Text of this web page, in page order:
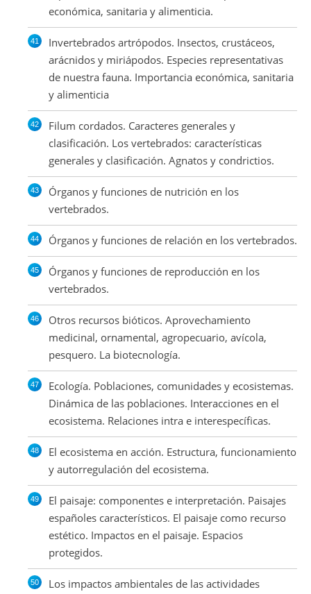
económica, sanitaria y alimenticia.
Invertebrados artrópodos. Insectos, crustáceos,
arácnidos y miriápodos. Especies representativas
de nuestra fauna. Importancia económica, sanitaria
y alimenticia
Filum cordados. Caracteres generales y
clasificación. Los vertebrados: características
generales y clasificación. Agnatos y condrictios.
Órganos y funciones de nutrición en los
vertebrados.
Órganos y funciones de relación en los vertebrados.
Órganos y funciones de reproducción en los
vertebrados.
Otros recursos bióticos. Aprovechamiento
medicinal, ornamental, agropecuario, avícola,
pesquero. La biotecnología.
Ecología. Poblaciones, comunidades y ecosistemas.
Dinámica de las poblaciones. Interacciones en el
ecosistema. Relaciones intra e interespecíficas.
El ecosistema en acción. Estructura, funcionamiento
y autorregulación del ecosistema.
El paisaje: componentes e interpretación. Paisajes
españoles característicos. El paisaje como recurso
estético. Impactos en el paisaje. Espacios
protegidos.
Los impactos ambientales de las actividades